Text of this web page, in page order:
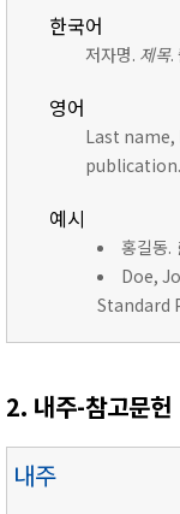
한국어
저자명. 제목.
영어
Last
publication.
예시
홍길동.
Doe,
Standard
2. 내주-참고문헌
내주